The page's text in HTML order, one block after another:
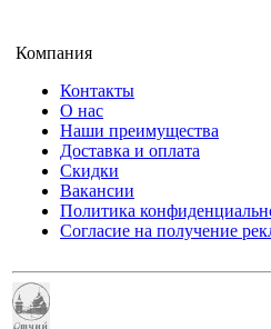
Компания
Контакты
О нас
Наши преимущества
Доставка и оплата
Скидки
Вакансии
Политика
Согласие на получение